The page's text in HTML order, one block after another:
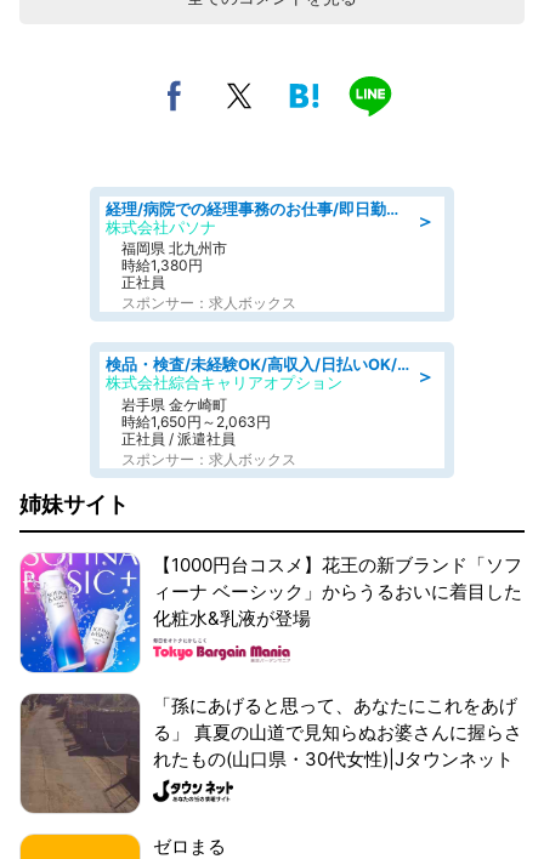
＞
経理/病院での経理事務のお仕事/即日勤務可/車通勤可/経理/一般事務
株式会社パソナ
福岡県 北九州市
時給1,380円
正社員
スポンサー：求人ボックス
＞
検品・検査/未経験OK/高収入/日払いOK/交替制/20・30・40代活躍中
株式会社綜合キャリアオプション
岩手県 金ケ崎町
時給1,650円～2,063円
正社員 / 派遣社員
スポンサー：求人ボックス
姉妹サイト
【1000円台コスメ】花王の新ブランド「ソフ
ィーナ ベーシック」からうるおいに着目した
化粧水&乳液が登場
「孫にあげると思って、あなたにこれをあげ
る」 真夏の山道で見知らぬお婆さんに握らさ
れたもの(山口県・30代女性)|Jタウンネット
ゼロまる